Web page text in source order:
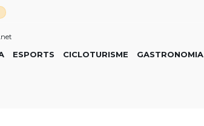
ESPORTS CICLOTURISME GASTRONOMIA